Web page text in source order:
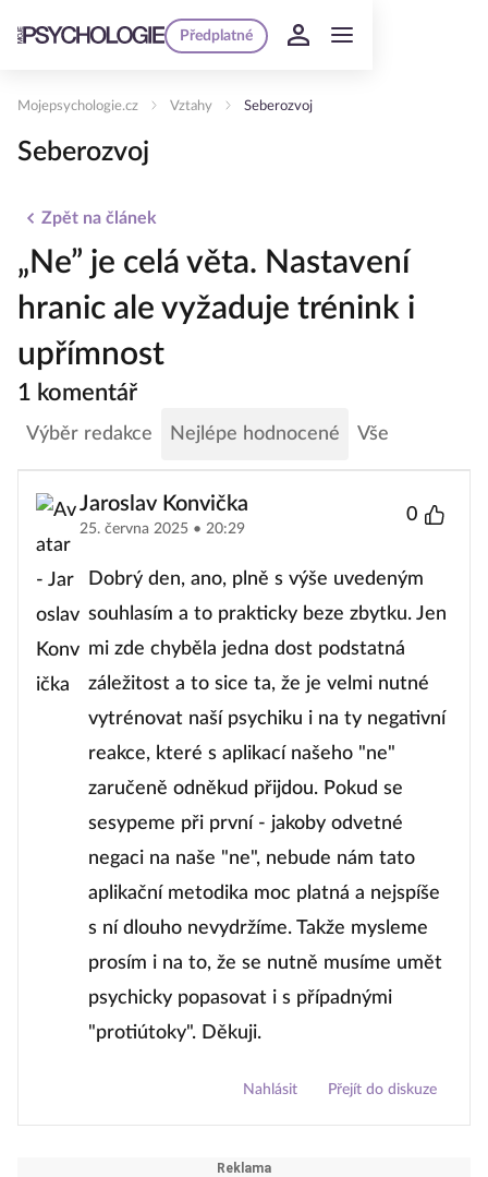
Předplatné
Mojepsychologie.cz Vztahy Seberozvoj
Seberozvoj
Zpět na článek
„Ne” je celá věta. Nastavení
hranic ale vyžaduje trénink i
upřímnost
1 komentář
Výběr redakce Nejlépe hodnocené Vše
Jaroslav Konvička
25. června 2025 • 20:29
0
Dobrý den, ano, plně s výše uvedeným
souhlasím a to prakticky beze zbytku. Jen
mi zde chyběla jedna dost podstatná
záležitost a to sice ta, že je velmi nutné
vytrénovat naší psychiku i na ty negativní
reakce, které s aplikací našeho "ne"
zaručeně odněkud přijdou. Pokud se
sesypeme při první - jakoby odvetné
negaci na naše "ne", nebude nám tato
aplikační metodika moc platná a nejspíše
s ní dlouho nevydržíme. Takže mysleme
prosím i na to, že se nutně musíme umět
psychicky popasovat i s případnými
"protiútoky". Děkuji.
Nahlásit Přejít do diskuze